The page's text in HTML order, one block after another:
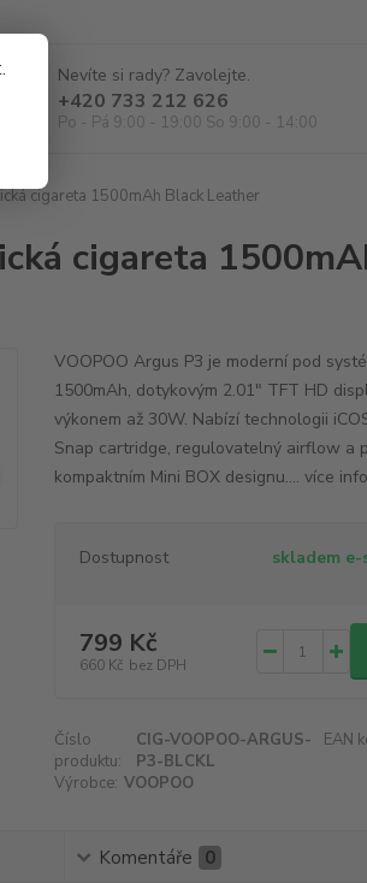
Nevíte si rady? Zavolejte.
+420 733 212 626
Po - Pá 9:00 - 19:00 So 9:00 - 14:00
cigareta 1500mAh Black Leather
cigareta
VOOPOO Argus P3 je moderní pod
1500mAh, dotykovým 2.01" TFT HD
výkonem až 30W. Nabízí technologii
Snap cartridge, regulovatelný airflow a
kompaktním Mini BOX designu.... více
Dostupnost skladem
799 Kč
660 Kč bez DPH
Číslo
produktu:
CIG-VOOPOO-ARGUS-
P3-BLCKL
EAN
Výrobce: VOOPOO
Komentáře 0